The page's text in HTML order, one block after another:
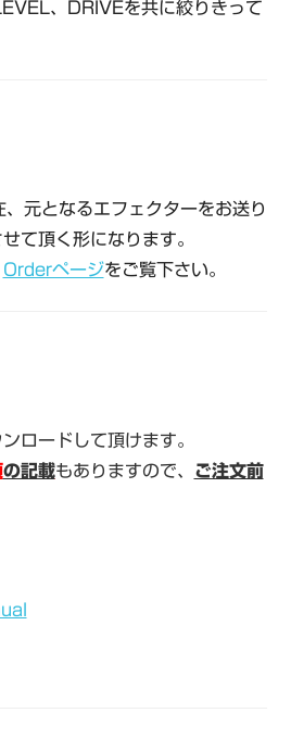
、DRIVEを共に絞りきって
元となるエフェクターをお送り
て頂く形になります。
Orderページをご覧下さい。
ロードして頂けます。
の記載もありますので、 ご注文前